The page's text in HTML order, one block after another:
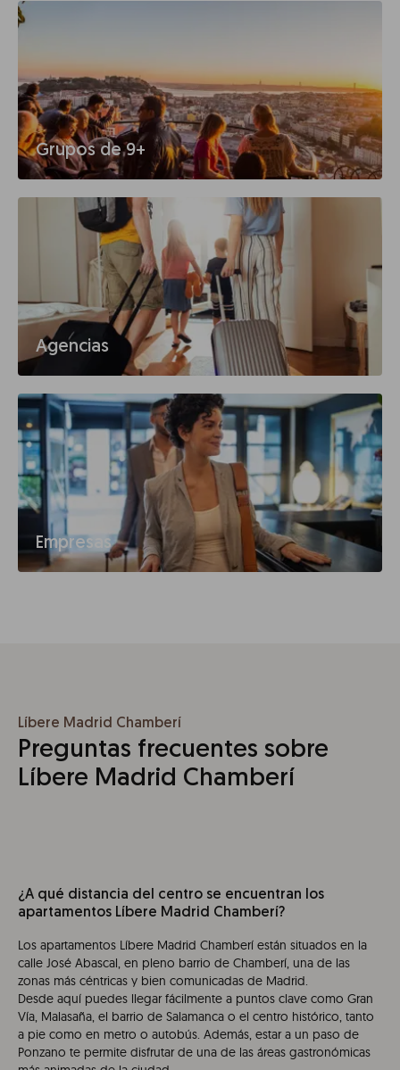
Grupos de 9+
Agencias
Empresas
Líbere Madrid Chamberí
Preguntas frecuentes sobre
Líbere Madrid Chamberí
¿A qué distancia del centro se encuentran los
apartamentos Líbere Madrid Chamberí?
Los apartamentos Líbere Madrid Chamberí están situados en la
calle José Abascal, en pleno barrio de Chamberí, una de las
zonas más céntricas y bien comunicadas de Madrid.
Desde aquí puedes llegar fácilmente a puntos clave como Gran
Vía, Malasaña, el barrio de Salamanca o el centro histórico, tanto
a pie como en metro o autobús. Además, estar a un paso de
Ponzano te permite disfrutar de una de las áreas gastronómicas